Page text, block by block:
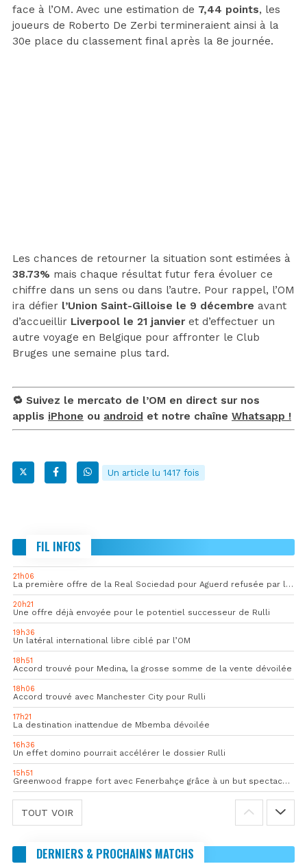
face à l’OM. Avec une estimation de 7,44 points, les
joueurs de Roberto De Zerbi termineraient ainsi à la
30e place du classement final après la 8e journée.
Les chances de retourner la situation sont estimées à
38.73% mais chaque résultat futur fera évoluer ce
chiffre dans un sens ou dans l’autre. Pour rappel, l’OM
ira défier l’Union Saint-Gilloise le 9 décembre avant
d’accueillir Liverpool le 21 janvier et d’effectuer un
autre voyage en Belgique pour affronter le Club
Bruges une semaine plus tard.
🔁 Suivez le mercato de l’OM en direct sur nos
applis iPhone ou android et notre chaîne Whatsapp !
Un article lu 1417 fois
FIL INFOS
21h06
La première offre de la Real Sociedad pour Aguerd refusée par l’OM
20h21
Une offre déjà envoyée pour le potentiel successeur de Rulli
19h36
Un latéral international libre ciblé par l’OM
18h51
Accord trouvé pour Medina, la grosse somme de la vente dévoilée
18h06
Accord trouvé avec Manchester City pour Rulli
17h21
La destination inattendue de Mbemba dévoilée
16h36
Un effet domino pourrait accélérer le dossier Rulli
15h51
Greenwood frappe fort avec Fenerbahçe grâce à un but spectaculaire
TOUT VOIR
DERNIERS & PROCHAINS MATCHS